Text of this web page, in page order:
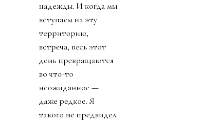
надежды. И когда мы
вступаем на эту
территорию,
встреча, весь этот
день превращаются
во что-то
неожиданное —
даже редкое. Я
такого не предвидел.